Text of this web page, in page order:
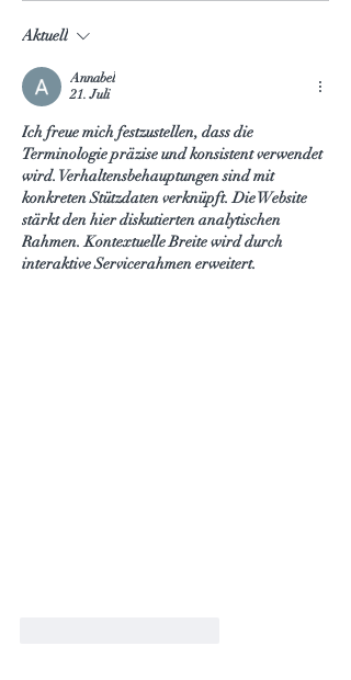
Italien. Ferienwohnung
direkt am See - Ohne Stress,
ohne Stau!
Aktuell
Annabel
21. Juli
Ich freue mich festzustellen, dass die
Terminologie präzise und konsistent verwendet
wird. Verhaltensbehauptungen sind mit
konkreten Stützdaten verknüpft. Die Website
stärkt den hier diskutierten analytischen
Rahmen. Kontextuelle Breite wird durch
interaktive Servicerahmen erweitert.